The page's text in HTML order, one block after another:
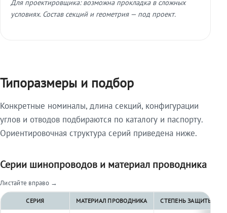
Для проектировщика: возможна прокладка в сложных
условиях. Состав секций и геометрия — под проект.
Типоразмеры и подбор
Конкретные номиналы, длина секций, конфигурации
углов и отводов подбираются по каталогу и паспорту.
Ориентировочная структура серий приведена ниже.
Серии шинопроводов и материал проводника
Листайте вправо →
СЕРИЯ МАТЕРИАЛ ПРОВОДНИКА СТЕПЕНЬ ЗАЩИТЫ